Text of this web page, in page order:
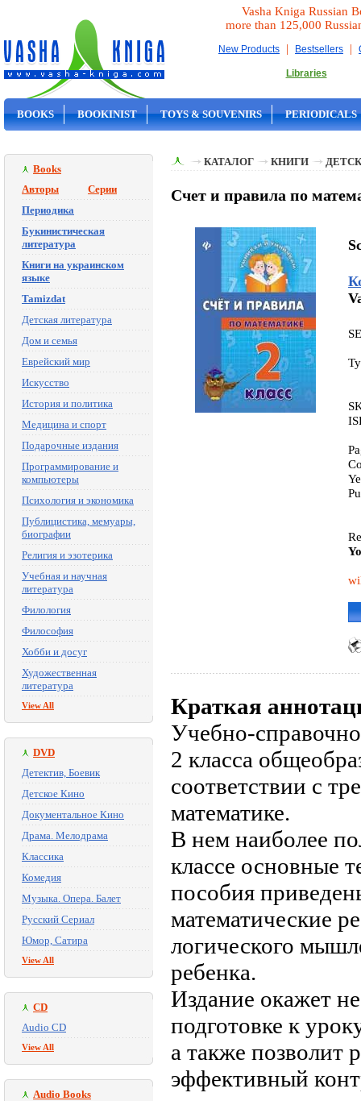
Vasha Kniga Russian
more than 125,000
New Products | Bestsellers |
Libraries
BOOKS BOOKINIST TOYS & SOUVENIRS PERIODICALS
Books
Авторы
Серии
Периодика
Букинистическая
литература
Книги на украинском
языке
Tamizdat
Детская литература
Дом и семья
Еврейский мир
Искусство
История и политика
Медицина и спорт
Подарочные издания
Программирование и
компьютеры
Психология и экономика
Публицистика, мемуары,
биографии
Религия и эзотерика
Учебная и научная
литература
Филология
Философия
Хобби и досуг
Художественная
литература
View All
DVD
Детектив, Боевик
Детское Кино
Документальное Кино
Драма. Мелодрама
Классика
Комедия
Музыка. Опера. Балет
Русский Сериал
Юмор, Сатира
View All
CD
Audio CD
View All
Audio Books
КАТАЛОГ КНИГИ
Счет и правила по
Краткая
Учебно-
2 класса
соответствии с
математике.
В нем наиболее
классе основные
пособия
математические
логического
ребенка.
Издание окажет
подготовке к
а также позволит
эффективный